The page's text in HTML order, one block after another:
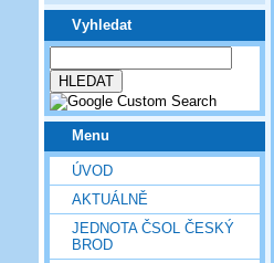
Vyhledat
Menu
ÚVOD
AKTUÁLNĚ
JEDNOTA ČSOL ČESKÝ
BROD